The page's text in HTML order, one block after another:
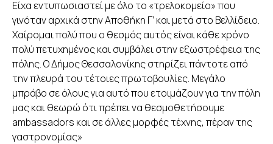
Είχα εντυπωσιαστεί με όλο το «τρελοκομείο» που
γινόταν αρχικά στην Αποθήκη Γ’ και μετά στο Βελλίδειο.
Χαίρομαι πολύ που ο θεσμός αυτός είναι κάθε χρόνο
πολύ πετυχημένος και συμβάλει στην εξωστρέφεια της
πόλης. Ο Δήμος Θεσσαλονίκης στηρίζει πάντοτε από
την πλευρά του τέτοιες πρωτοβουλίες. Μεγάλο
μπράβο σε όλους για αυτό που ετοιμάζουν για την πόλη
μας και θεωρώ ότι πρέπει να θεσμοθετήσουμε
ambassadors και σε άλλες μορφές τέχνης, πέραν της
γαστρονομίας»